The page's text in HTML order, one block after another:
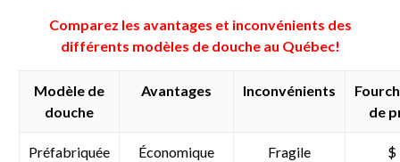
Comparez les avantages et inconvénients des
différents modèles de douche au Québec!
Modèle de
douche
Avantages Inconvénients
de
Préfabriquée Économique
Fragile
$